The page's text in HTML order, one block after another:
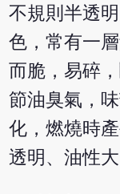
不規則半透
色，常有一
而脆，易碎
節油臭氣，
化，燃燒時
透明、油性